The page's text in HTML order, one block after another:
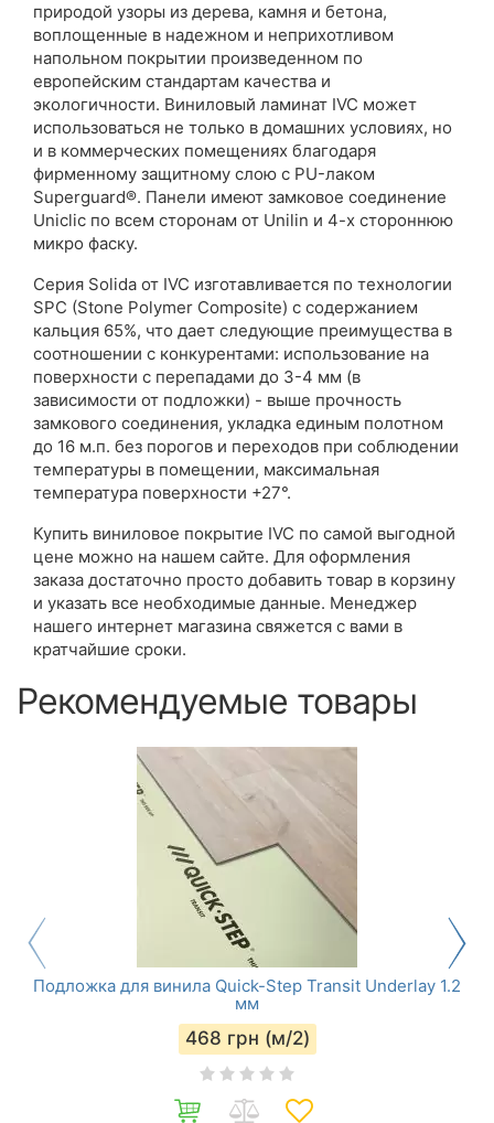
природой узоры из дерева, камня и бетона,
воплощенные в надежном и неприхотливом
напольном покрытии произведенном по
европейским стандартам качества и
экологичности. Виниловый ламинат IVC может
использоваться не только в домашних условиях, но
и в коммерческих помещениях благодаря
фирменному защитному слою с PU-лаком
Superguard®. Панели имеют замковое соединение
Uniclic по всем сторонам от Unilin и 4-х стороннюю
микро фаску.
Серия Solida от IVC изготавливается по технологии
SPC (Stone Polymer Composite) с содержанием
кальция 65%, что дает следующие преимущества в
соотношении с конкурентами: использование на
поверхности с перепадами до 3-4 мм (в
зависимости от подложки) - выше прочность
замкового соединения, укладка единым полотном
до 16 м.п. без порогов и переходов при соблюдении
температуры в помещении, максимальная
температура поверхности +27°.
Купить виниловое покрытие IVC по самой выгодной
цене можно на нашем сайте. Для оформления
заказа достаточно просто добавить товар в корзину
и указать все необходимые данные. Менеджер
нашего интернет магазина свяжется с вами в
кратчайшие сроки.
Рекомендуемые товары
Подложка для винила Quick-Step Transit Underlay 1.2
мм
468 грн (м/2)